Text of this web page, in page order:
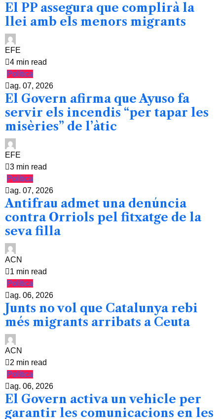
El PP assegura que complirà la
llei amb els menors migrants
EFE
4 min read
Política
ag. 07, 2026
El Govern afirma que Ayuso fa
servir els incendis “per tapar les
misèries” de l’àtic
EFE
3 min read
Política
ag. 07, 2026
Antifrau admet una denúncia
contra Orriols pel fitxatge de la
seva filla
ACN
1 min read
Política
ag. 06, 2026
Junts no vol que Catalunya rebi
més migrants arribats a Ceuta
ACN
2 min read
Política
ag. 06, 2026
El Govern activa un vehicle per
garantir les comunicacions en les